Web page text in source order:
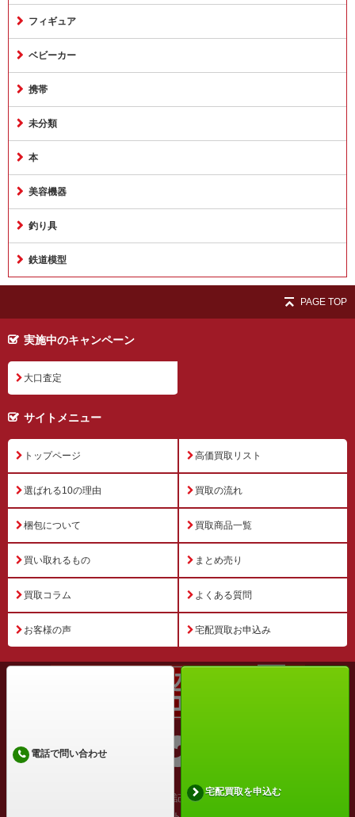
フィギュア
ベビーカー
携帯
未分類
本
美容機器
釣り具
鉄道模型
PAGE TOP
実施中のキャンペーン
大口査定
サイトメニュー
トップページ 高価買取リスト
選ばれる10の理由 買取の流れ
梱包について 買取商品一覧
買い取れるもの まとめ売り
買取コラム よくある質問
お客様の声 宅配買取お申込み
特定商取引法に基づく表記 プライバシーポリシー
電話で問い合わせ
宅配買取を申込む